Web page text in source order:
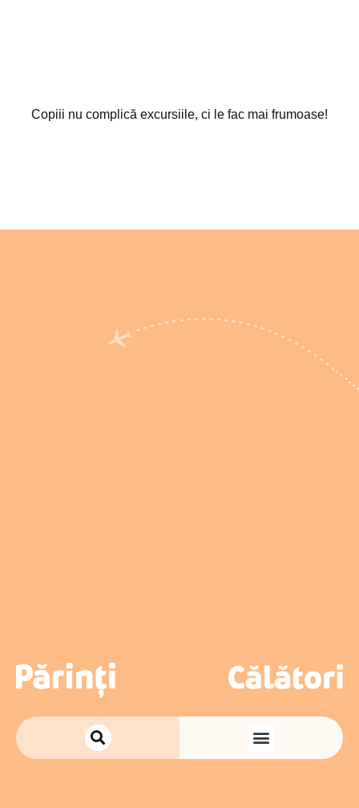
Copiii nu complică excursiile, ci le fac mai frumoase!